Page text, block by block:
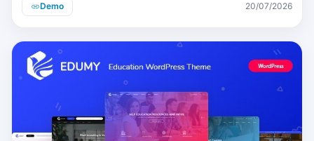
Demo 20/07/2026